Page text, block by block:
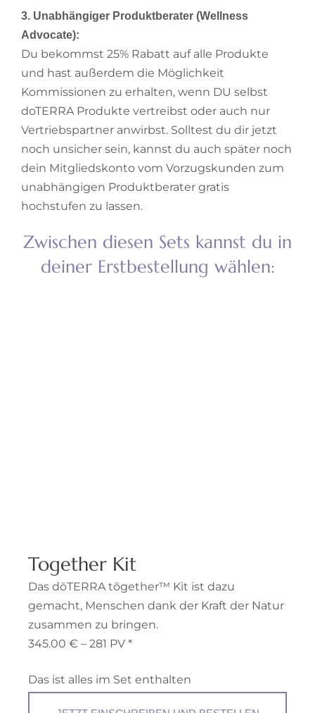
3. Unabhängiger Produktberater (Wellness
Advocate):
Du bekommst 25% Rabatt auf alle Produkte
und hast außerdem die Möglichkeit
Kommissionen zu erhalten, wenn DU selbst
doTERRA Produkte vertreibst oder auch nur
Vertriebspartner anwirbst. Solltest du dir jetzt
noch unsicher sein, kannst du auch später noch
dein Mitgliedskonto vom Vorzugskunden zum
unabhängigen Produktberater gratis
hochstufen zu lassen.
Zwischen diesen Sets kannst du in
deiner Erstbestellung wählen:
Together Kit
Das dōTERRA tōgether™ Kit ist dazu
gemacht, Menschen dank der Kraft der Natur
zusammen zu bringen.
345.00 € – 281 PV *
Das ist alles im Set enthalten